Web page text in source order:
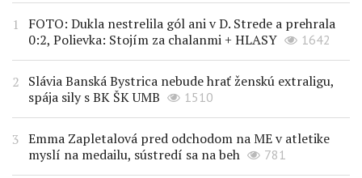
FOTO: Dukla nestrelila gól ani v D. Strede a prehrala
0:2, Polievka: Stojím za chalanmi + HLASY
1642
Slávia Banská Bystrica nebude hrať ženskú extraligu,
spája sily s BK ŠK UMB
1510
Emma Zapletalová pred odchodom na ME v atletike
myslí na medailu, sústredí sa na beh
781